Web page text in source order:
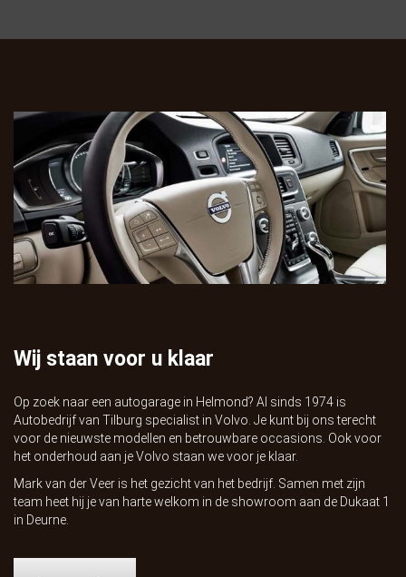
Wij staan voor u klaar
Op zoek naar een autogarage in Helmond? Al sinds 1974 is
Autobedrijf van Tilburg specialist in Volvo. Je kunt bij ons terecht
voor de nieuwste modellen en betrouwbare occasions. Ook voor
het onderhoud aan je Volvo staan we voor je klaar.
Mark van der Veer is het gezicht van het bedrijf. Samen met zijn
team heet hij je van harte welkom in de showroom aan de Dukaat 1
in Deurne.